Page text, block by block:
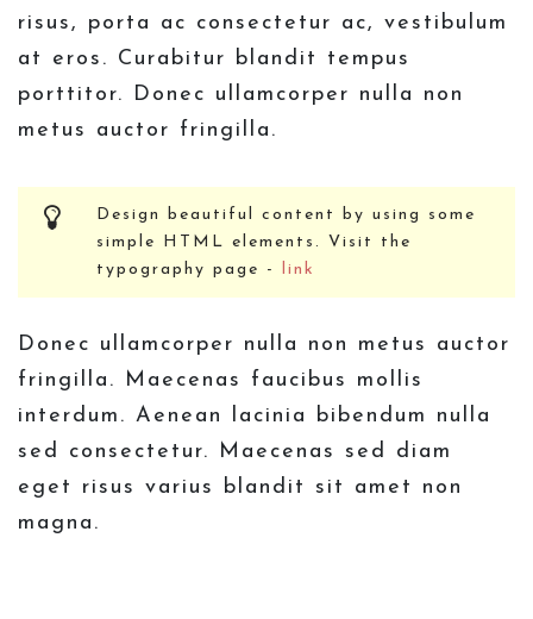
risus, porta ac consectetur ac, vestibulum
at eros. Curabitur blandit tempus
porttitor. Donec ullamcorper nulla non
metus auctor fringilla.
Design beautiful content by using some
simple HTML elements. Visit the
typography page -link
Donec ullamcorper nulla non metus auctor
fringilla. Maecenas faucibus mollis
interdum. Aenean lacinia bibendum nulla
sed consectetur. Maecenas sed diam
eget risus varius blandit sit amet non
magna.